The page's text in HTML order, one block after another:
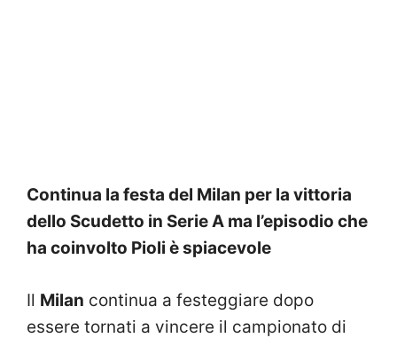
Continua la festa del Milan per la vittoria
dello Scudetto in Serie A ma l’episodio che
ha coinvolto Pioli è spiacevole
Il Milan continua a festeggiare dopo
essere tornati a vincere il campionato di